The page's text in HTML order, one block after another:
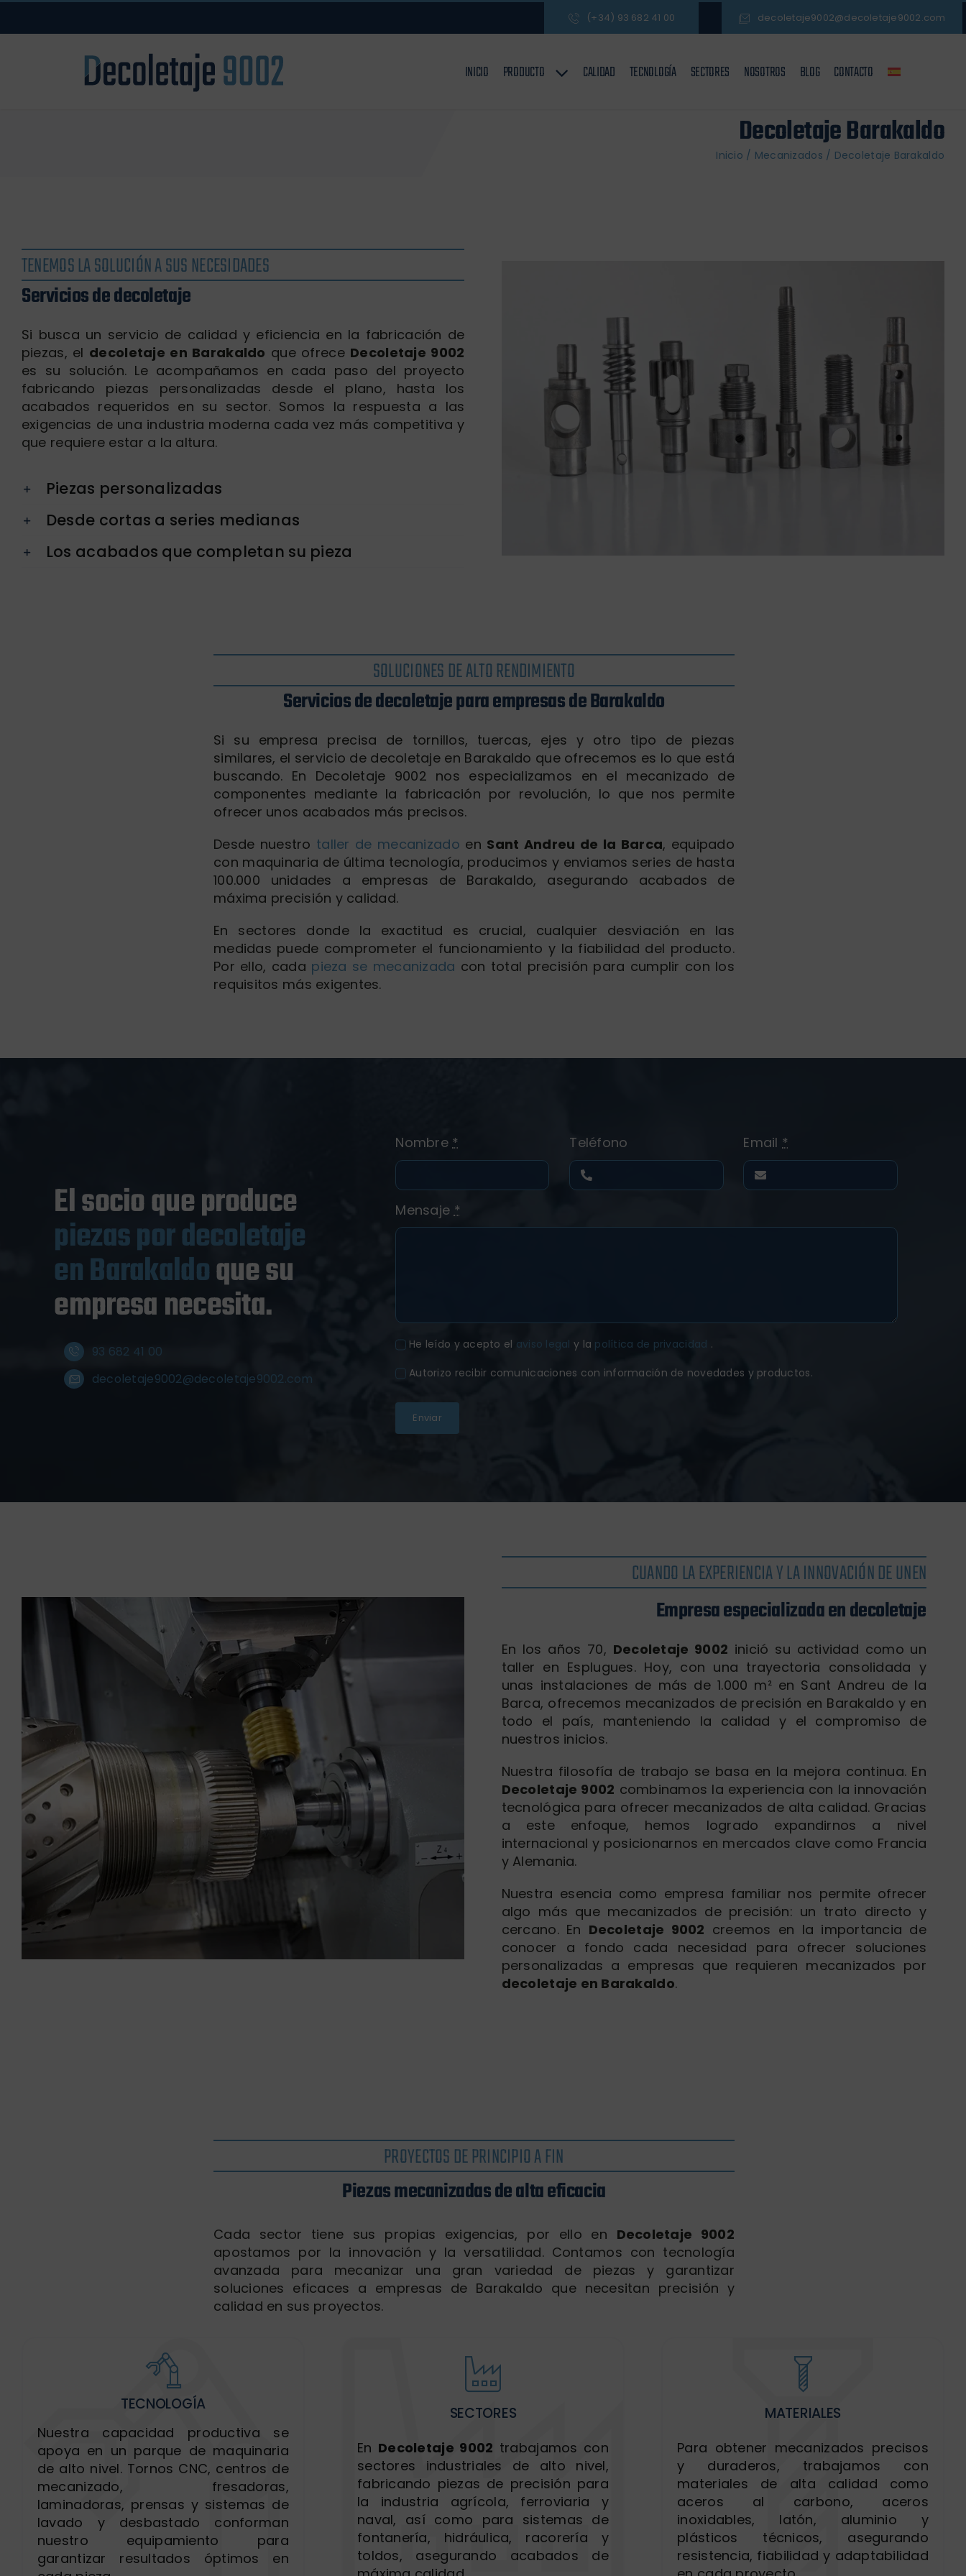
Saltar
(+34) 93 682 41 00 decoletaje9002@decoletaje9002.com
INICIO PRODUCTO CALIDAD TECNOLOGÍA SECTORES NOSOTROS BLOG CONTACTO
Decoletaje Barakaldo
Inicio / Mecanizados / Decoletaje Barakaldo
TENEMOS LA SOLUCIÓN A SUS NECESIDADES
Servicios de decoletaje
Si busca un servicio de calidad y eficiencia en la fabricación de
piezas, el decoletaje en Barakaldo que ofrece Decoletaje 9002
es su solución. Le acompañamos en cada paso del proyecto
fabricando piezas personalizadas desde el plano, hasta los
acabados requeridos en su sector. Somos la respuesta a las
exigencias de una industria moderna cada vez más competitiva y
que requiere estar a la altura.
Piezas personalizadas
Desde cortas a series medianas
Los acabados que completan su pieza
SOLUCIONES DE ALTO RENDIMIENTO
Servicios de decoletaje para empresas de Barakaldo
Si su empresa precisa de tornillos, tuercas, ejes y otro tipo de piezas
similares, el servicio de decoletaje en Barakaldo que ofrecemos es lo que está
buscando. En Decoletaje 9002 nos especializamos en el mecanizado de
componentes mediante la fabricación por revolución, lo que nos permite
ofrecer unos acabados más precisos.
Desde nuestro taller de mecanizado en Sant Andreu de la Barca, equipado
con maquinaria de última tecnología, producimos y enviamos series de hasta
100.000 unidades a empresas de Barakaldo, asegurando acabados de
máxima precisión y calidad.
En sectores donde la exactitud es crucial, cualquier desviación en las
medidas puede comprometer el funcionamiento y la fiabilidad del producto.
Por ello, cada pieza se mecanizada con total precisión para cumplir con los
requisitos más exigentes.
El socio que produce
piezas por decoletaje
en Barakaldoque su
empresa necesita.
93 682 41 00
decoletaje9002@decoletaje9002.com
Nombre* Teléfono Email *
Mensaje *
He leído y acepto el aviso legaly la política de privacidad .
Autorizo recibir comunicaciones con información de novedades y productos.
Enviar
CUANDO LA EXPERIENCIA Y LA INNOVACIÓN DE UNEN
Empresa especializada en decoletaje
En los años 70, Decoletaje 9002 inició su actividad como un
taller en Esplugues. Hoy, con una trayectoria consolidada y
unas instalaciones de más de 1.000 m² en Sant Andreu de la
Barca, ofrecemos mecanizados de precisión en Barakaldo y en
todo el país, manteniendo la calidad y el compromiso de
nuestros inicios.
Nuestra filosofía de trabajo se basa en la mejora continua. En
Decoletaje 9002 combinamos la experiencia con la innovación
tecnológica para ofrecer mecanizados de alta calidad. Gracias
a este enfoque, hemos logrado expandirnos a nivel
internacional y posicionarnos en mercados clave como Francia
y Alemania.
Nuestra esencia como empresa familiar nos permite ofrecer
algo más que mecanizados de precisión: un trato directo y
cercano. En Decoletaje 9002 creemos en la importancia de
conocer a fondo cada necesidad para ofrecer soluciones
personalizadas a empresas que requieren mecanizados por
decoletaje en Barakaldo.
PROYECTOS DE PRINCIPIO A FIN
Piezas mecanizadas de alta eficacia
Cada sector tiene sus propias exigencias, por ello en Decoletaje 9002
apostamos por la innovación y la versatilidad. Contamos con tecnología
avanzada para mecanizar una gran variedad de piezas y garantizar
soluciones eficaces a empresas de Barakaldo que necesitan precisión y
calidad en sus proyectos.
TECNOLOGÍA
Nuestra capacidad productiva se
apoya en un parque de maquinaria
de alto nivel. Tornos CNC, centros de
mecanizado, fresadoras,
laminadoras, prensas y sistemas de
lavado y desbastado conforman
nuestro equipamiento para
garantizar resultados óptimos en
SECTORES
En Decoletaje 9002 trabajamos con
sectores industriales de alto nivel,
fabricando piezas de precisión para
la industria agrícola, ferroviaria y
naval, así como para sistemas de
fontanería, hidráulica, racorería y
toldos, asegurando acabados de
MATERIALES
Para obtener mecanizados precisos
y duraderos, trabajamos con
materiales de alta calidad como
aceros al carbono, aceros
inoxidables, latón, aluminio y
plásticos técnicos, asegurando
resistencia, fiabilidad y adaptabilidad